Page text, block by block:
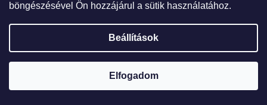
böngészésével Ön hozzájárul a sütik használatához.
Beállítások
Elfogadom
Shoptet készítette
JEWISH E-SHOP. Minden jog fenntartva.